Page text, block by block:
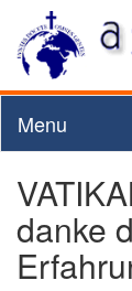
Menu
danke